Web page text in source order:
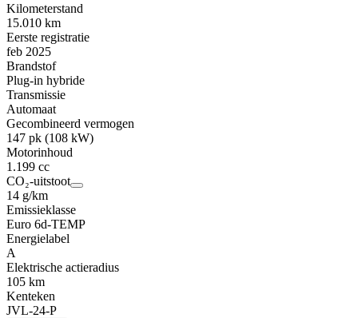
Kilometerstand
15.010 km
Eerste registratie
feb 2025
Brandstof
Plug-in hybride
Transmissie
Automaat
Gecombineerd vermogen
147 pk (108 kW)
Motorinhoud
1.199 cc
CO₂-uitstoot
14 g/km
Emissieklasse
Euro 6d-TEMP
Energielabel
A
Elektrische actieradius
105 km
Kenteken
JVL-24-P